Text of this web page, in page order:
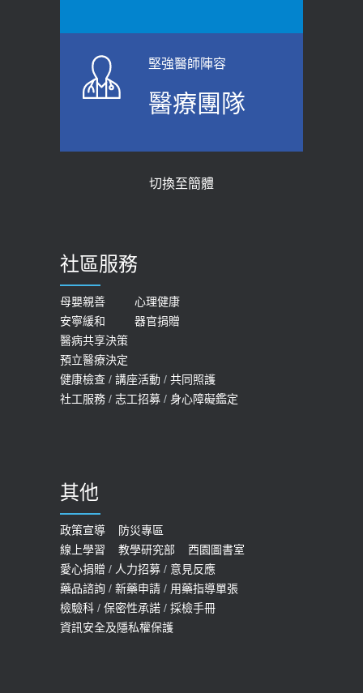
上班常待在冷氣房？小心泌尿道感染
醫示警：1病症嚴重恐喪命
2026-05-21
女性必看國健署公費懶人包！這幾項檢
查完全免費 沒做虧大了
2026-05-14
骨科魏志定主任接受專訪 【年代電視
質密度檢查！醫：注意5重點可逆轉
膝蓋退化有9大部位 骨科醫坦言：不
一定得換人工關節
2019-10-08
20歲迪士尼男星因癲癇猝逝 老人小
孩最好發、醫師點出8大前兆
2019-07-09
預約
2022-01-07
114年【公費流感及新冠疫苗】門診
預約
2025-09-30
堅強醫師陣容
醫療團隊
切換至簡體
社區服務
母嬰親善
心理健康
安寧緩和
器官捐贈
醫病共享決策
預立醫療決定
健康檢查 / 講座活動 / 共同照護
社工服務 / 志工招募 / 身心障礙鑑定
其他
政策宣導
防災專區
線上學習
教學研究部
西園圖書室
愛心捐贈 / 人力招募 / 意見反應
藥品諮詢 / 新藥申請 / 用藥指導單張
檢驗科 / 保密性承諾 / 採檢手冊
資訊安全及隱私權保護